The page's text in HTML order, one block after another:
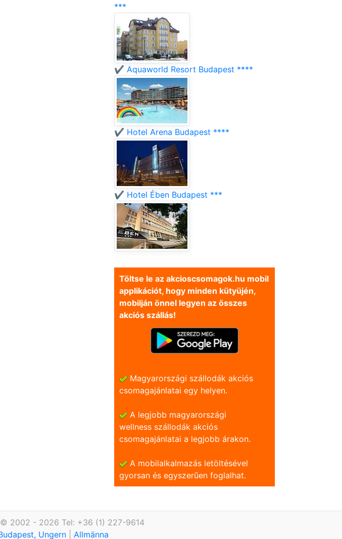
***
✔️ Aquaworld Resort Budapest ****
✔️ Hotel Arena Budapest ****
✔️ Hotel Ében Budapest ***
Töltse le az akcioscsomagok.hu mobil
applikációt, hogy minden kütyüjén,
mobilján önnel legyen az összes
akciós szállás!
Magyarországi szállodák akciós
csomagajánlatai egy helyen.
A legjobb magyarországi
wellness szállodák akciós
csomagajánlatai a legjobb árakon.
A mobilalkalmazás letöltésével
gyorsan és egyszerũen foglalhat.
2002 - 2026 Tel: +36 (1) 227-9614
Ungern
Allmänna